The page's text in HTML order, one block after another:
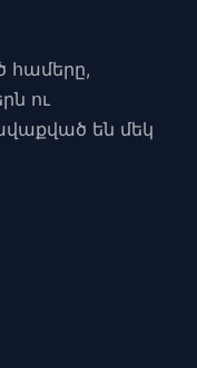
համերը,
ու
են մեկ